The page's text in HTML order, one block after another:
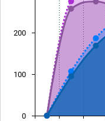
0
100
200